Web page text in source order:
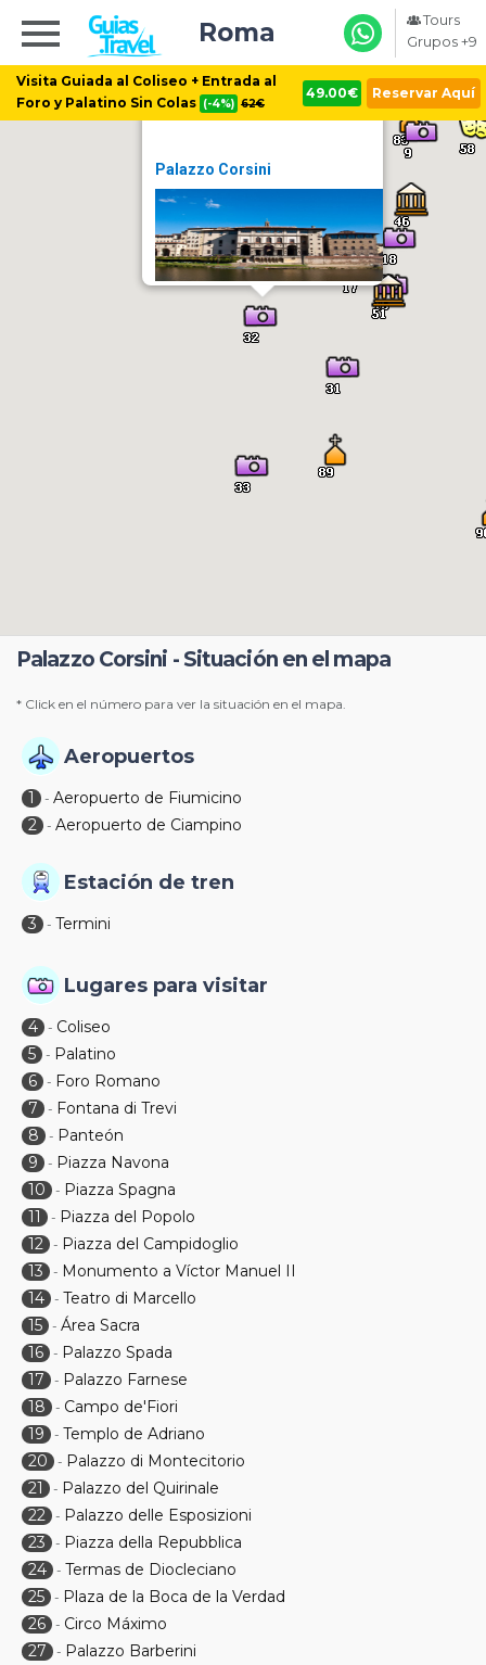
Visita Guiada al Coliseo + Entrada al
Foro y Palatino Sin Colas (-4%) 62€
49.00€ Reservar Aquí
Roma
Tours
Grupos +9
Palazzo Corsini
Palazzo Corsini - Situación en el mapa
* Click en el número para ver la situación en el mapa.
Aeropuertos
1 - Aeropuerto de Fiumicino
2 - Aeropuerto de Ciampino
Estación de tren
3 - Termini
Lugares para visitar
4 - Coliseo
5 - Palatino
6 - Foro Romano
7
- Fontana di Trevi
8
- Panteón
9
- Piazza Navona
10
- Piazza Spagna
11
- Piazza del Popolo
12 - Piazza del Campidoglio
13
- Monumento a Víctor Manuel II
14 - Teatro di Marcello
15 - Área Sacra
16 - Palazzo Spada
17
- Palazzo Farnese
18
- Campo de'Fiori
19
- Templo de Adriano
20
- Palazzo di Montecitorio
21
- Palazzo del Quirinale
22 - Palazzo delle Esposizioni
23
- Piazza della Repubblica
24 - Termas de Diocleciano
25 - Plaza de la Boca de la Verdad
26 - Circo Máximo
27
- Palazzo Barberini